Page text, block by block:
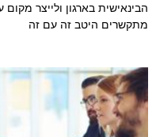
הבינאישית בארגון ולייצר
מתקשרים היטב זה עם זה